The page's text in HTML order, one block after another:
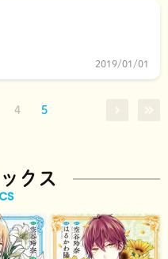
2019/01/01
4 5
クス